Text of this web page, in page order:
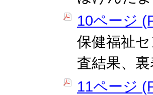
10ページ
保健福祉
査結果、
11ページ